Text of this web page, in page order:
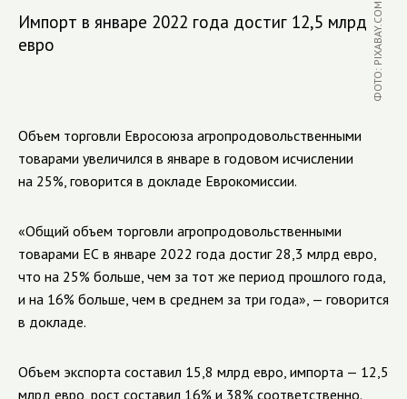
Импорт в январе 2022 года достиг 12,5 млрд
евро
ФОТО: PIXABAY.COM
Объем торговли Евросоюза агропродовольственными
товарами увеличился в январе в годовом исчислении
на 25%, говорится в докладе Еврокомиссии.
«Общий объем торговли агропродовольственными
товарами ЕС в январе 2022 года достиг 28,3 млрд евро,
что на 25% больше, чем за тот же период прошлого года,
и на 16% больше, чем в среднем за три года», — говорится
в докладе.
Объем экспорта составил 15,8 млрд евро, импорта — 12,5
млрд евро, рост составил 16% и 38% соответственно.